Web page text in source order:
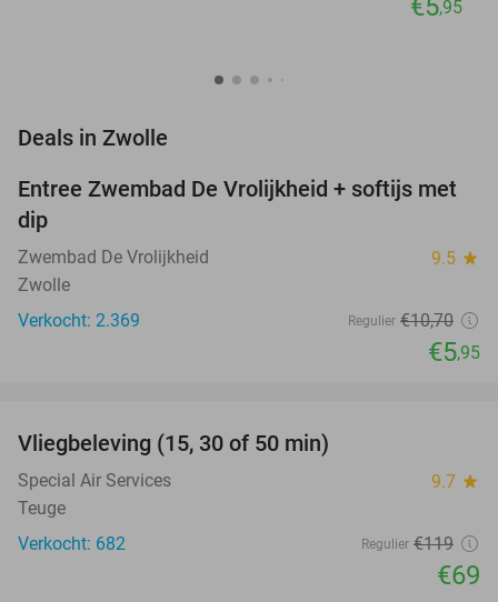
,95
Deals in Zwolle
44%
Entree Zwembad De Vrolijkheid + softijs met
dip
Zwembad De Vrolijkheid 9.5 star
Zwolle
Verkocht: 2.369
Regulier €10,70
€5,95
NEW
TODAY
Vliegbeleving (15, 30 of 50 min)
Special Air Services 9.7 star
Teuge
Verkocht: 682
Regulier €119
€69